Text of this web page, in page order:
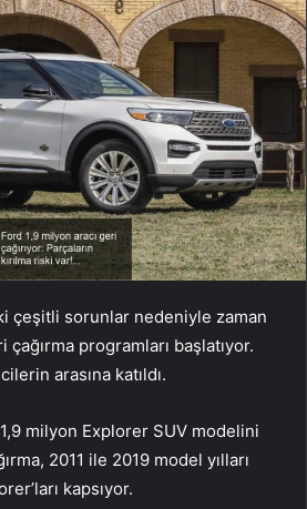
çeşitli sorunlar nedeniyle zaman
çağırma programları başlatıyor.
arasına katıldı.
1,9 milyon Explorer SUV modelini
2011 ile 2019 model yılları
kapsıyor.